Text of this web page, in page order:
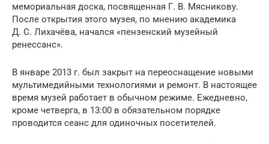
мемориальная доска, посвященная Г. В. Мясникову.
После открытия этого музея, по мнению академика
Д. С. Лихачёва, начался «пензенский музейный
ренессанс».
В январе 2013 г. был закрыт на переоснащение новыми
мультимедийными технологиями и ремонт. В настоящее
время музей работает в обычном режиме. Ежедневно,
кроме четверга, в 13:00 в обязательном порядке
проводится сеанс для одиночных посетителей.